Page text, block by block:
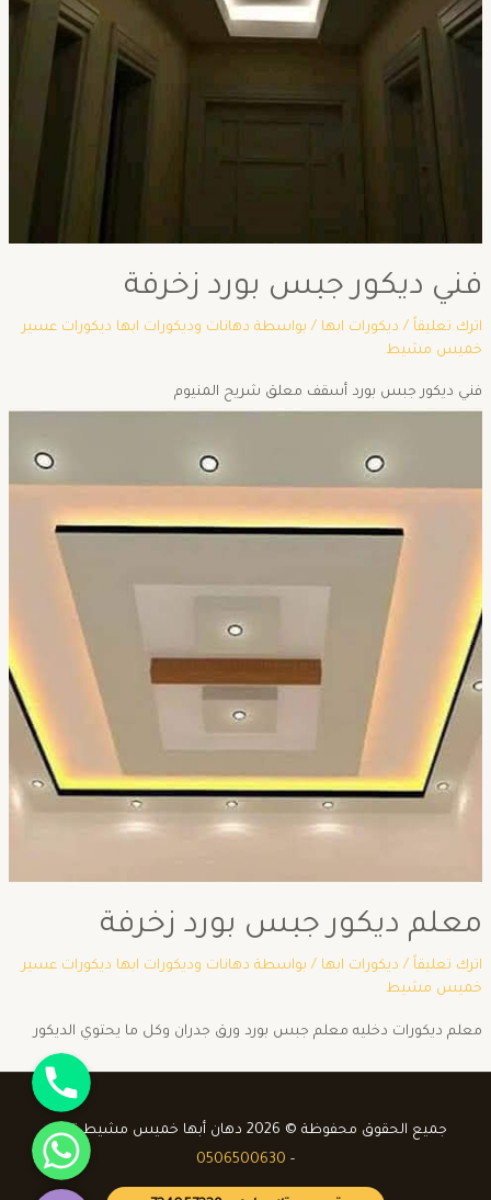
فني ديكور جبس بورد زخرفة
اترك تعليقاً / ديكورات ابها / بواسطة دهانات وديكورات ابها ديكورات عسير
خميس مشيط
فني ديكور جبس بورد أسقف معلق شريح المنيوم
معلم ديكور جبس بورد زخرفة
اترك تعليقاً / ديكورات ابها / بواسطة دهانات وديكورات ابها ديكورات عسير
خميس مشيط
معلم ديكورات دخليه معلم جبس بورد ورق جدران وكل ما يحتوي الديكور
جميع الحقوق محفوظة © 2026 دهان أبها خميس مشيط ترميم
-
0506500630
جوال
واتساب